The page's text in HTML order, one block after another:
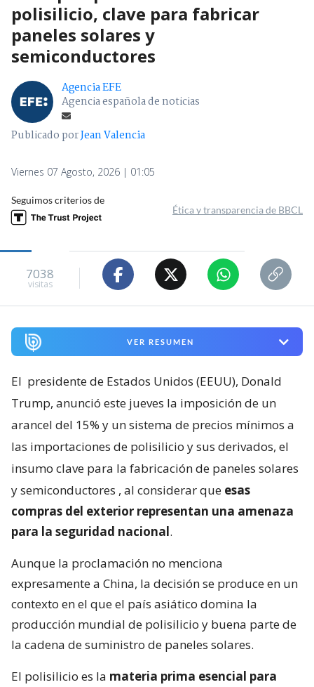
polisilicio, clave para fabricar
paneles solares y
semiconductores
Agencia EFE
Agencia española de noticias
Publicado porJean Valencia
Viernes 07 Agosto, 2026 | 01:05
Seguimos criterios de
Ética y transparencia de BBCL
7038
visitas
VER RESUMEN
El presidente de Estados Unidos (EEUU), Donald
Trump, anunció este jueves la imposición de un
arancel del 15% y un sistema de precios mínimos a
las importaciones de polisilicio y sus derivados, el
insumo clave para la fabricación de paneles solares
y semiconductores , al considerar que esas
compras del exterior representan una amenaza
para la seguridad nacional.
Aunque la proclamación no menciona
expresamente a China, la decisión se produce en un
contexto en el que el país asiático domina la
producción mundial de polisilicio y buena parte de
la cadena de suministro de paneles solares.
El polisilicio es la materia prima esencial para